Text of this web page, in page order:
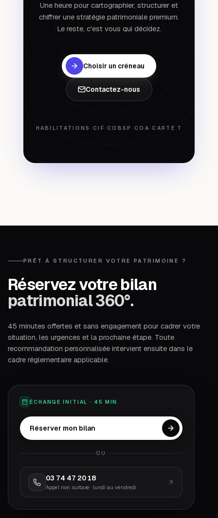
Une heure pour cartographier, structurer et
chiffrer une stratégie patrimoniale premium.
Le reste, c'est vous qui décidez.
Choisir un créneau
Contactez-nous
HABILITATIONS · CIF ·COBSP ·COA ·CARTE T
PRÊT À STRUCTURER VOTRE PATRIMOINE ?
Réservez votre bilan
patrimonial 360°.
45 minutes offertes et sans engagement pour cadrer votre
situation, les urgences et la prochaine étape. Toute
recommandation personnalisée intervient ensuite dans le
cadre réglementaire applicable.
ÉCHANGE INITIAL · 45 MIN
Réserver mon bilan
OU
03 74 47 20 18
Appel non surtaxé · lundi au vendredi